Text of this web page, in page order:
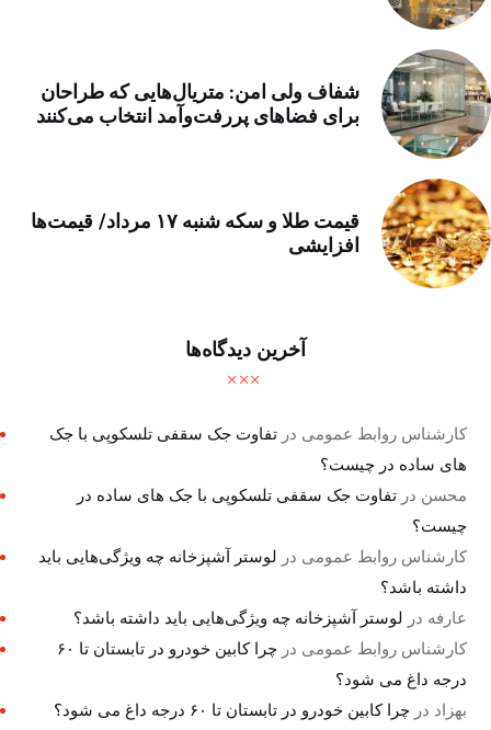
شفاف ولی امن: متریال‌هایی که طراحان
برای فضاهای پررفت‌وآمد انتخاب می‌کنند
قیمت طلا و سکه شنبه ۱۷ مرداد/ قیمت‌ها
افزایشی
آخرین دیدگاه‌ها
کارشناس روابط عمومی درتفاوت جک سقفی تلسکوپی با جک
های ساده در چیست؟
محسن درتفاوت جک سقفی تلسکوپی با جک های ساده در
چیست؟
کارشناس روابط عمومی در لوستر آشپزخانه چه ویژگی‌هایی باید
داشته باشد؟
عارفه در لوستر آشپزخانه چه ویژگی‌هایی باید داشته باشد؟
کارشناس روابط عمومی در
چرا کابین خودرو در تابستان تا ۶۰
درجه داغ می شود؟
بهزاد درچرا کابین خودرو در تابستان تا ۶۰ درجه داغ می شود؟